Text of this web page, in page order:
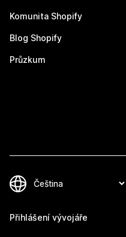
Komunita Shopify
Blog Shopify
Průzkum
Přihlášení vývojáře